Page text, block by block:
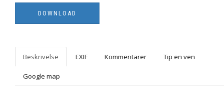
Beskrivelse EXIF Kommentarer Tip en ven
Google map